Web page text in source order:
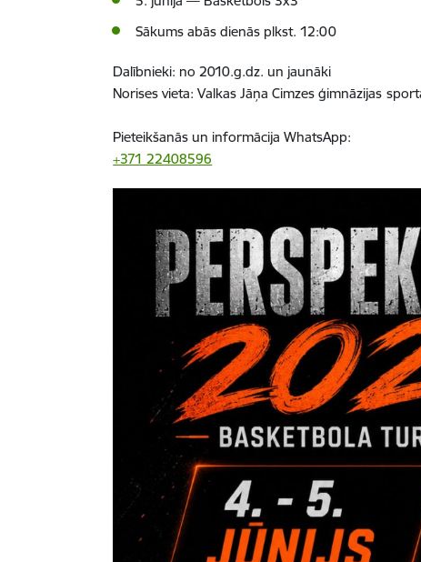
Sākums abās dienās plkst. 12:00
Dalībnieki: no2010.g.dz. un jaunāki
Norises vieta: Valkas Jāņa Cimzes ģimnāzijas
Pieteikšanās un informācija WhatsApp:
+371 22408596